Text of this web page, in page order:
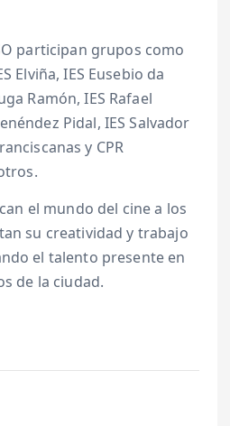
participan grupos como
Elviña, IES Eusebio da
Ramón, IES Rafael
Pidal, IES Salvador
y CPR
el mundo del cine a los
su creatividad y trabajo
el talento presente en
de la ciudad.